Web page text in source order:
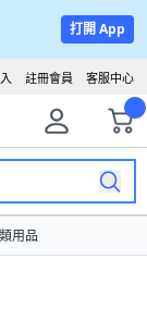
打開 App
客服中心
註冊會員
用品